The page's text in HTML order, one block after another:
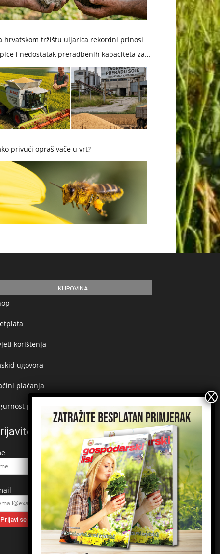
hrvatskom tržištu uljarica rekordni prinosi
i nedostatak preradbenih kapaciteta za
privući oprašivače u vrt?
KUPOVINA
korištenja
ugovora
plaćanja
plaćanja
se na newsletter